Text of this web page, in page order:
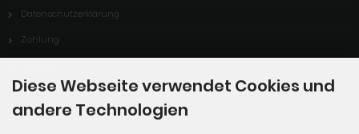
Datenschutzerklärung
Zahlung
Dropshipping Service
EPR
Diese Webseite verwendet Cookies und
andere Technologien